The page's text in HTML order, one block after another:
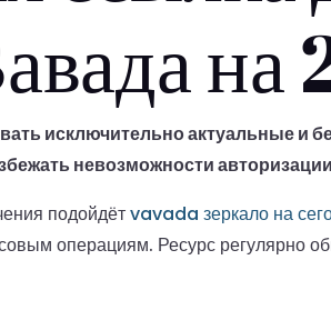
на
исключительно актуальные и
невозможности
подойдётvavada зеркало на
операциям. Ресурс регулярно